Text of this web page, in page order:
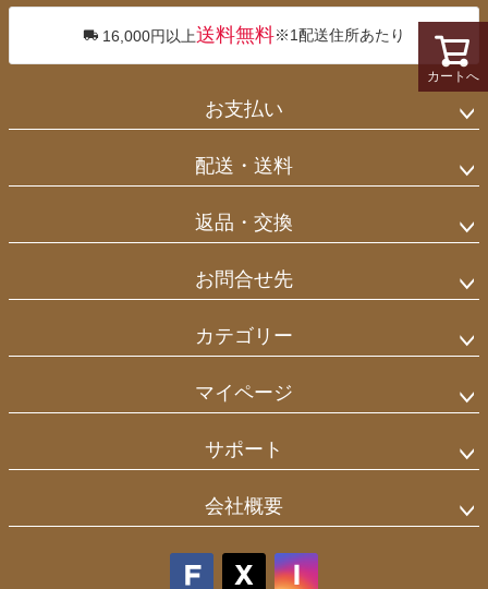
カートへ
16,000円以上送料無料※1配送住所あたり
お支払い
配送・送料
返品・交換
お問合せ先
カテゴリー
マイページ
サポート
会社概要